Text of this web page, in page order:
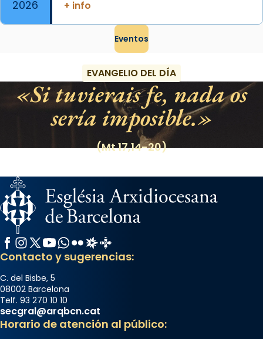
2026
+ info
Eventos
EVANGELIO DEL DÍA
Si tuvierais fe, nada os
sería imposible.
(Mt 17,14-20)
Facebook
Instagram
X / Twitter
YouTube
WhatsApp
FlickrRadio Estel
Catalunya Cristiana
Contacto y sugerencias:
C. del Bisbe, 5
08002 Barcelona
Telf. 93 270 10 10
secgral@arqbcn.cat
Horario de atención al público: